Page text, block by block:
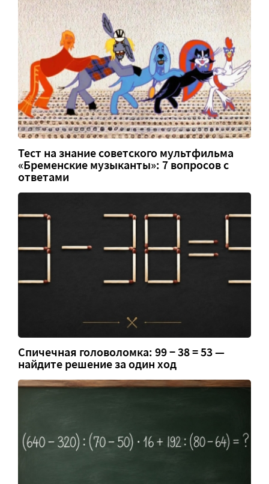
Тест на знание советского мультфильма
«Бременские музыканты»: 7 вопросов с
ответами
Спичечная головоломка: 99 − 38 = 53 —
найдите решение за один ход